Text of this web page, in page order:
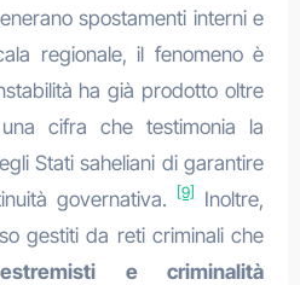
spostamenti interni e
regionale, il fenomeno è
ha già prodotto oltre
cifra che testimonia la
Stati saheliani di garantire
governativa.
[9]Inoltre,
gestiti da reti criminali che
e criminalità